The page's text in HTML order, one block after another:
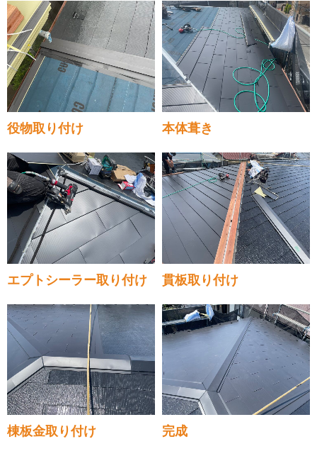
役物取り付け 本体葺き
エプトシーラー取り付け 貫板取り付け
棟板金取り付け 完成